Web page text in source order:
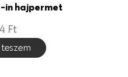
in hajpermet
Ft